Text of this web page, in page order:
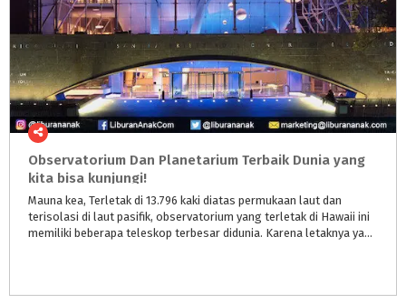
Observatorium Dan Planetarium Terbaik Dunia yang
kita bisa kunjungi!
Mauna kea, Terletak di 13.796 kaki diatas permukaan laut dan
terisolasi di laut pasifik, observatorium yang terletak di Hawaii ini
memiliki beberapa teleskop terbesar didunia. Karena letaknya yang tinggi, langit disana sangat cerah dan bersih